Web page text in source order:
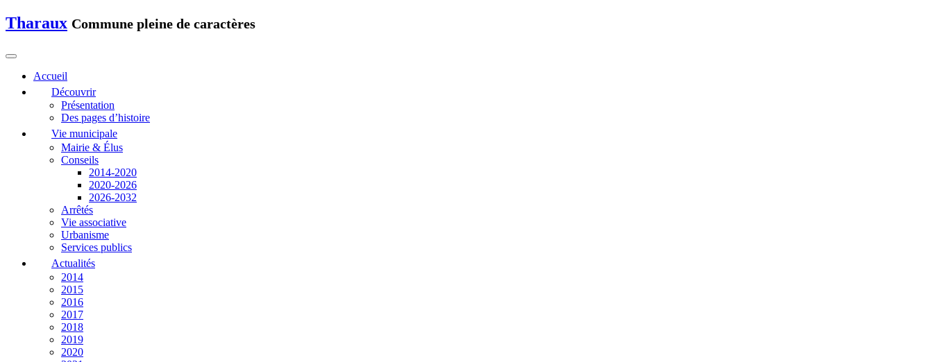
Tharaux Commune pleine de caractères
Accueil
Découvrir
Présentation
Des pages d’histoire
Vie municipale
Mairie & Élus
Conseils
2014-2020
2020-2026
2026-2032
Arrêtés
Vie associative
Urbanisme
Services publics
Actualités
2014
2015
2016
2017
2018
2019
2020